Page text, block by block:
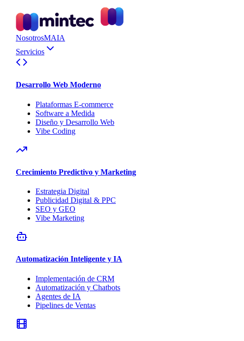
NosotrosMAIA
Servicios
Desarrollo Web Moderno
Plataformas E-commerce
Software a Medida
Diseño y Desarrollo Web
Vibe Coding
Crecimiento Predictivo y Marketing
Estrategia Digital
Publicidad Digital & PPC
SEO y GEO
Vibe Marketing
Automatización Inteligente y IA
Implementación de CRM
Automatización y Chatbots
Agentes de IA
Pipelines de Ventas